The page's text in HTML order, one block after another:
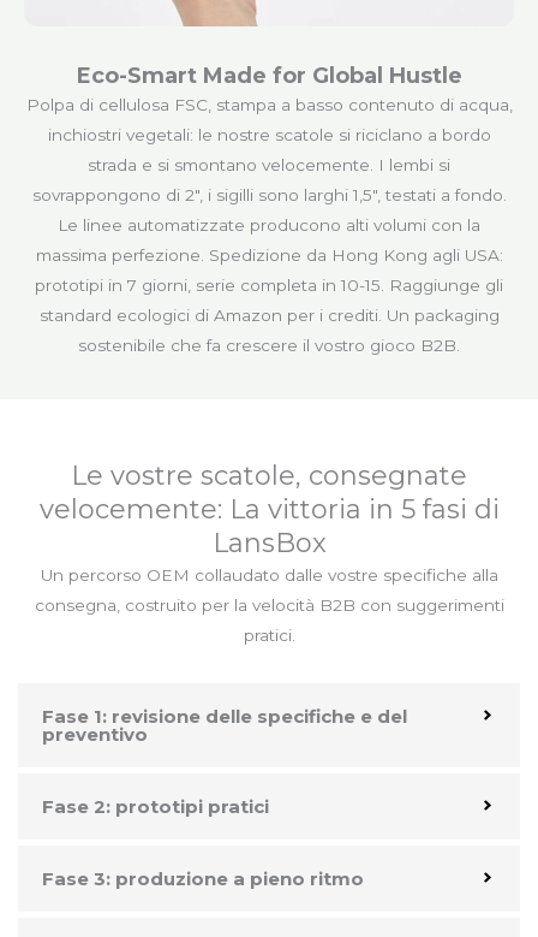
Eco-Smart Made for Global Hustle
Polpa di cellulosa FSC, stampa a basso contenuto di acqua,
inchiostri vegetali: le nostre scatole si riciclano a bordo
strada e si smontano velocemente. I lembi si
sovrappongono di 2″, i sigilli sono larghi 1,5″, testati a fondo.
Le linee automatizzate producono alti volumi con la
massima perfezione. Spedizione da Hong Kong agli USA:
prototipi in 7 giorni, serie completa in 10-15. Raggiunge gli
standard ecologici di Amazon per i crediti. Un packaging
sostenibile che fa crescere il vostro gioco B2B.
Le vostre scatole, consegnate
velocemente: La vittoria in 5 fasi di
LansBox
Un percorso OEM collaudato dalle vostre specifiche alla
consegna, costruito per la velocità B2B con suggerimenti
pratici.
Fase 1: revisione delle specifiche e del
preventivo
Fase 2: prototipi pratici
Fase 3: produzione a pieno ritmo